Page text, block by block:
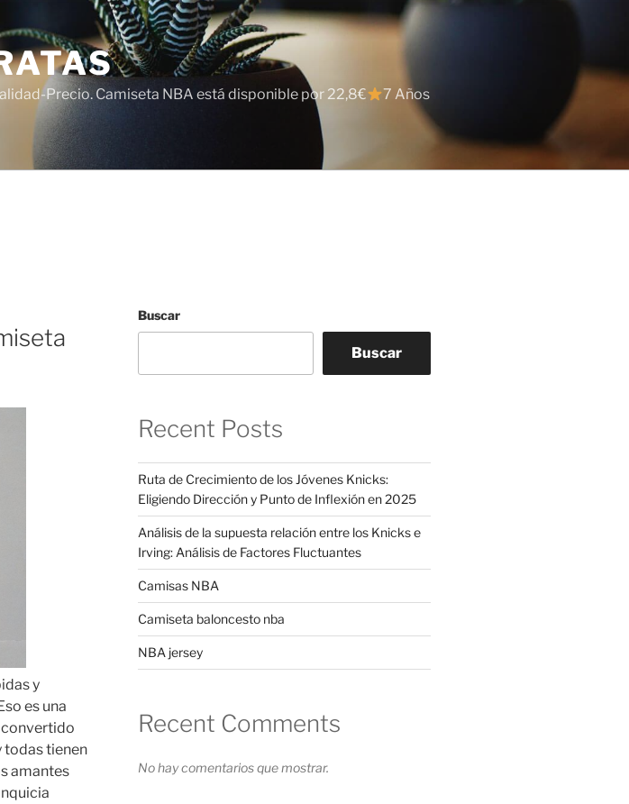
Precio. Camiseta NBA está disponible por 22,8€
7 Años
y
es una
convertido
todas tienen
amantes
Buscar
Buscar
Recent Posts
Ruta de Crecimiento de los Jóvenes Knicks:
Eligiendo Dirección y Punto de Inflexión en 2025
Análisis de la supuesta relación entre los Knicks e
Irving: Análisis de Factores Fluctuantes
Camisas NBA
Camiseta baloncesto nba
NBA jersey
Recent Comments
No hay comentarios que mostrar.